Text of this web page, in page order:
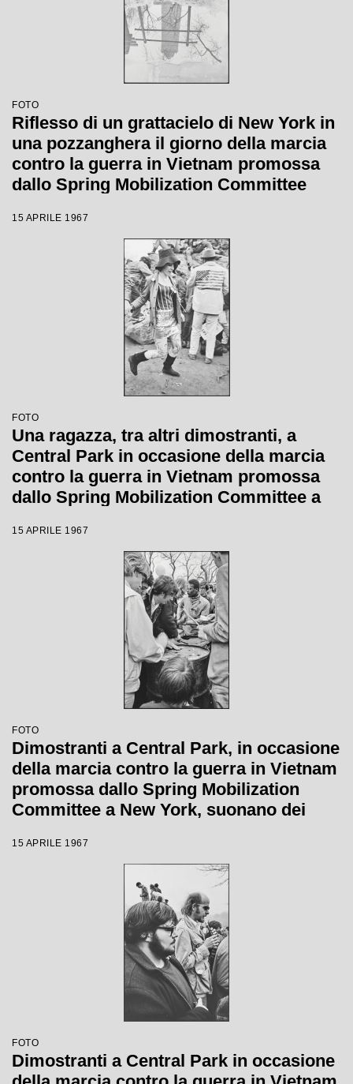
FOTO
Riflesso di un grattacielo di New York in
una pozzanghera il giorno della marcia
contro la guerra in Vietnam promossa
dallo Spring Mobilization Committee
15 APRILE 1967
FOTO
Una ragazza, tra altri dimostranti, a
Central Park in occasione della marcia
contro la guerra in Vietnam promossa
dallo Spring Mobilization Committee a
15 APRILE 1967
FOTO
Dimostranti a Central Park, in occasione
della marcia contro la guerra in Vietnam
promossa dallo Spring Mobilization
Committee a New York, suonano dei
15 APRILE 1967
FOTO
Dimostranti a Central Park in occasione